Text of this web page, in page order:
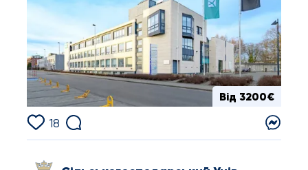
Від 3200€
18